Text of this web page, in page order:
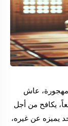
عاش
يكافح من أجل
يميزه عن غيره،